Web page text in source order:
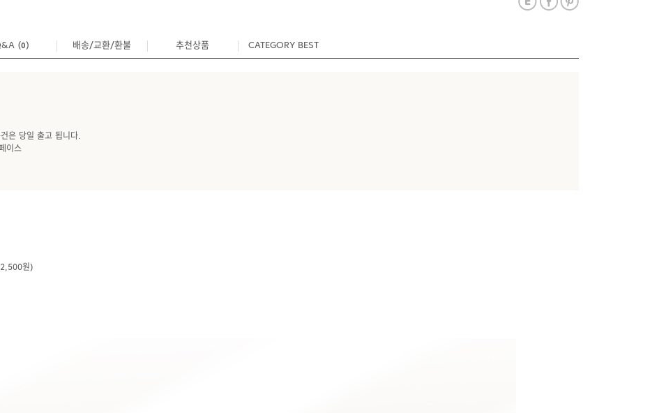
(0) 배송/교환/환불 추천상품 CATEGORY BEST
은 당일 출고 됩니다.
이스
원)